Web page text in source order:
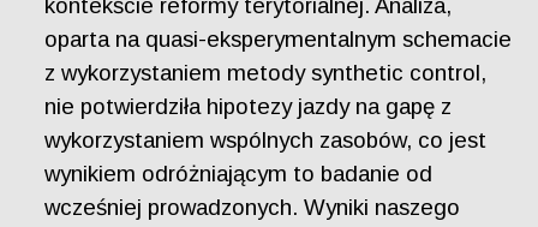
kontekście reformy terytorialnej. Analiza,
oparta na quasi-eksperymentalnym schemacie
z wykorzystaniem metody synthetic control,
nie potwierdziła hipotezy jazdy na gapę z
wykorzystaniem wspólnych zasobów, co jest
wynikiem odróżniającym to badanie od
wcześniej prowadzonych. Wyniki naszego